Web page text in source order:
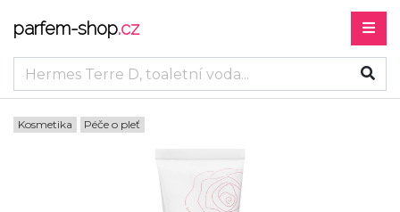
parfem-shop.cz
Kosmetika Péče o pleť